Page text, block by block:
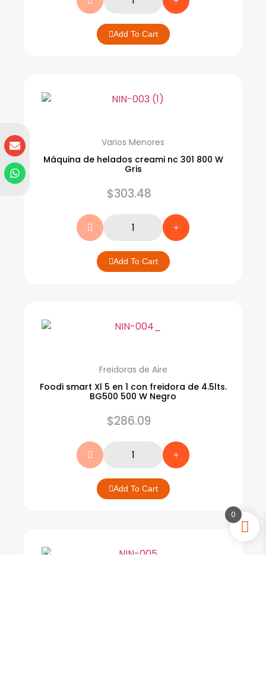
Add To Cart
Varios Menores
Máquina de helados creami nc 301 800 W
Gris
$303.48
Add To Cart
Freidoras de Aire
Foodi smart Xl 5 en 1 con freidora de 4.5lts.
BG500 500 W Negro
$286.09
Add To Cart
0